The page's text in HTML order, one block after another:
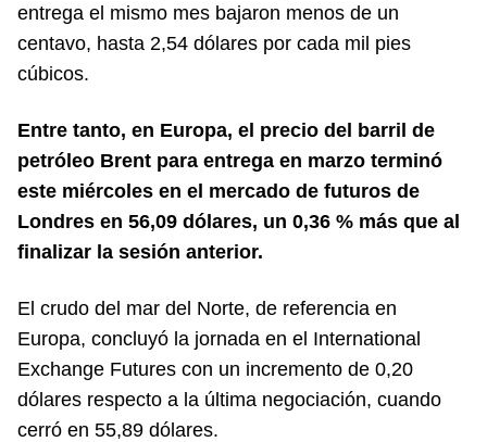
entrega el mismo mes bajaron menos de un
centavo, hasta 2,54 dólares por cada mil pies
cúbicos.
Entre tanto, en Europa, el precio del barril de
petróleo Brent para entrega en marzo terminó
este miércoles en el mercado de futuros de
Londres en 56,09 dólares, un 0,36 % más que al
finalizar la sesión anterior.
El crudo del mar del Norte, de referencia en
Europa, concluyó la jornada en el International
Exchange Futures con un incremento de 0,20
dólares respecto a la última negociación, cuando
cerró en 55,89 dólares.